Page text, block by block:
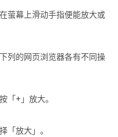
萤幕上滑动手指便能放大或
列的网页浏览器各有不同操
「+」放大。
「放大」。